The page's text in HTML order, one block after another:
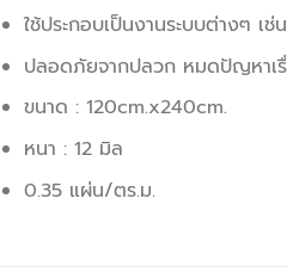
ใช้ประกอบเป็นงานระบบต่างๆ เ
ปลอดภัยจากปลวก หมดปัญหาเ
ขนาด : 120cm.x240cm.
หนา : 12 มิล
0.35 แผ่น/ตร.ม.